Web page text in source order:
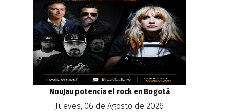
NouJau potencia el rock en Bogotá
Jueves, 06 de Agosto de 2026